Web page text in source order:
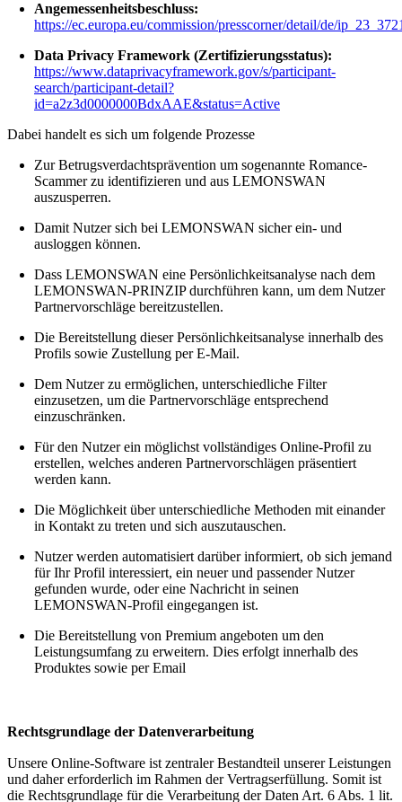
Angemessenheitsbeschluss:
https://ec.europa.eu/commission/presscorner/detail/de/
Data Privacy Framework (Zertifizierungsstatus):
https://www.dataprivacyframework.gov/s/participant-
search/participant-detail?
id=a2z3d0000000BdxAAE&status=Active
Dabei handelt es sich um folgende Prozesse
Zur Betrugsverdachtsprävention um sogenannte Romance-
Scammer zu identifizieren und aus LEMONSWAN
auszusperren.
Damit Nutzer sich bei LEMONSWAN sicher ein- und
ausloggen können.
Dass LEMONSWAN eine Persönlichkeitsanalyse nach dem
LEMONSWAN-PRINZIP durchführen kann, um dem Nutzer
Partnervorschläge bereitzustellen.
Die Bereitstellung dieser Persönlichkeitsanalyse innerhalb des
Profils sowie Zustellung per E-Mail.
Dem Nutzer zu ermöglichen, unterschiedliche Filter
einzusetzen, um die Partnervorschläge entsprechend
einzuschränken.
Für den Nutzer ein möglichst vollständiges Online-Profil zu
erstellen, welches anderen Partnervorschlägen präsentiert
werden kann.
Die Möglichkeit über unterschiedliche Methoden mit einander
in Kontakt zu treten und sich auszutauschen.
Nutzer werden automatisiert darüber informiert, ob sich jemand
für Ihr Profil interessiert, ein neuer und passender Nutzer
gefunden wurde, oder eine Nachricht in seinen
LEMONSWAN-Profil eingegangen ist.
Die Bereitstellung von Premium angeboten um den
Leistungsumfang zu erweitern. Dies erfolgt innerhalb des
Produktes sowie per Email
Rechtsgrundlage der Datenverarbeitung
Unsere Online-Software ist zentraler Bestandteil unserer Leistungen
und daher erforderlich im Rahmen der Vertragserfüllung. Somit ist
die Rechtsgrundlage für die Verarbeitung der Daten Art. 6 Abs. 1 lit.